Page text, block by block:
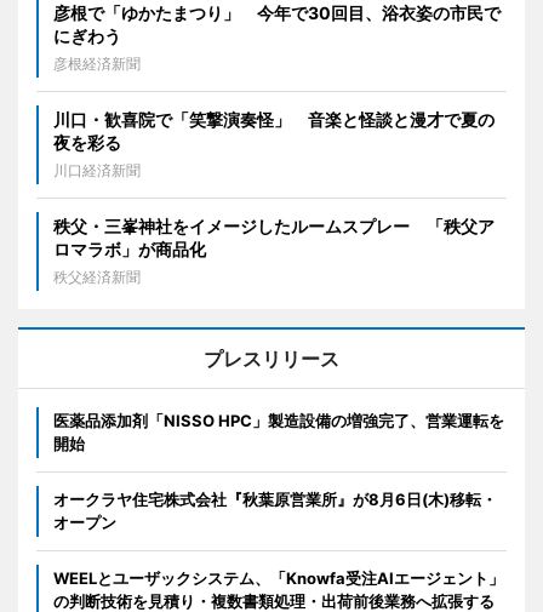
彦根で「ゆかたまつり」 今年で30回目、浴衣姿の市民で
にぎわう
彦根経済新聞
川口・歓喜院で「笑撃演奏怪」 音楽と怪談と漫才で夏の
夜を彩る
川口経済新聞
秩父・三峯神社をイメージしたルームスプレー 「秩父ア
ロマラボ」が商品化
秩父経済新聞
プレスリリース
医薬品添加剤「NISSO HPC」製造設備の増強完了、営業運転を
開始
オークラヤ住宅株式会社『秋葉原営業所』が8月6日(木)移転・
オープン
WEELとユーザックシステム、「Knowfa受注AIエージェント」
の判断技術を見積り・複数書類処理・出荷前後業務へ拡張する